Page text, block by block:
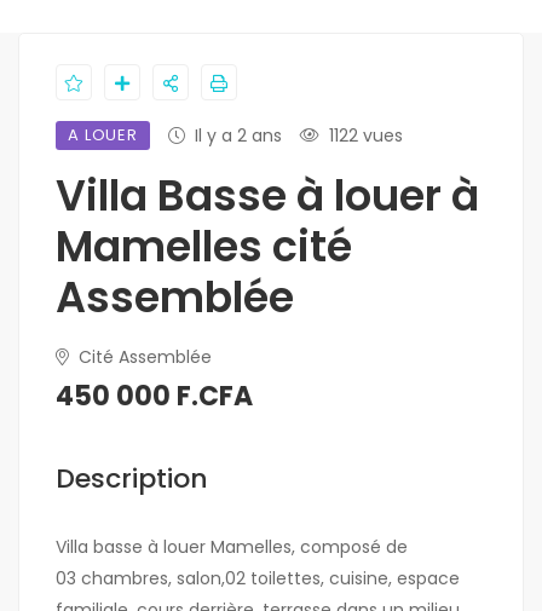
A LOUER Il y a 2 ans 1122 vues
Villa Basse à louer à
Mamelles cité
Assemblée
Cité Assemblée
450 000 F.CFA
Description
Villa basse à louer Mamelles, composé de
03 chambres, salon,02 toilettes, cuisine, espace